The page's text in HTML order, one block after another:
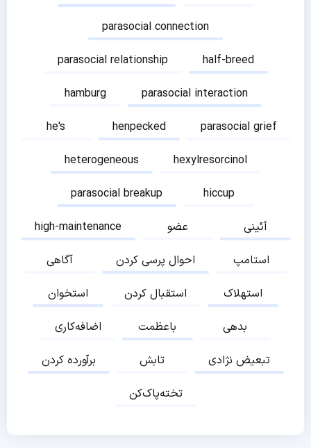
parasocial connection
parasocial relationship
half-breed
hamburg
parasocial interaction
he's
henpecked
parasocial grief
heterogeneous
hexylresorcinol
parasocial breakup
hiccup
high-maintenance
عضو
آئینی
آگاهی
احوال پرسی کردن
استامپ
استخوان
استقبال کردن
استهلاک
اضافه‌کاری
باعظمت
بدهی
برآورده کردن
تابش
تبعیض نژادی
تخته‌پاک‌کن